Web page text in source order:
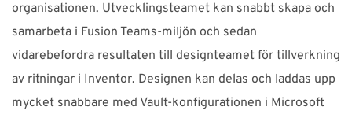
organisationen. Utvecklingsteamet kan snabbt skapa och
samarbeta i Fusion Teams-miljön och sedan
vidarebefordra resultaten till designteamet för tillverkning
av ritningar i Inventor. Designen kan delas och laddas upp
mycket snabbare med Vault-konfigurationen i Microsoft